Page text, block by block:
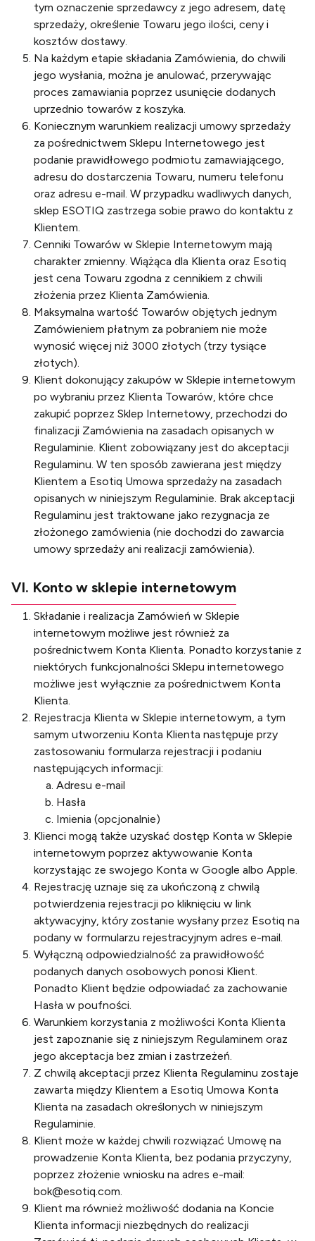
tym oznaczenie sprzedawcy z jego adresem, datę
sprzedaży, określenie Towaru jego ilości, ceny i
kosztów dostawy.
Na każdym etapie składania Zamówienia, do chwili
jego wysłania, można je anulować, przerywając
proces zamawiania poprzez usunięcie dodanych
uprzednio towarów z koszyka.
Koniecznym warunkiem realizacji umowy sprzedaży
za pośrednictwem Sklepu Internetowego jest
podanie prawidłowego podmiotu zamawiającego,
adresu do dostarczenia Towaru, numeru telefonu
oraz adresu e-mail. W przypadku wadliwych danych,
sklep ESOTIQ zastrzega sobie prawo do kontaktu z
Klientem.
Cenniki Towarów w Sklepie Internetowym mają
charakter zmienny. Wiążąca dla Klienta oraz Esotiq
jest cena Towaru zgodna z cennikiem z chwili
złożenia przez Klienta Zamówienia.
Maksymalna wartość Towarów objętych jednym
Zamówieniem płatnym za pobraniem nie może
wynosić więcej niż 3000 złotych (trzy tysiące
złotych).
Klient dokonujący zakupów w Sklepie internetowym
po wybraniu przez Klienta Towarów, które chce
zakupić poprzez Sklep Internetowy, przechodzi do
finalizacji Zamówienia na zasadach opisanych w
Regulaminie. Klient zobowiązany jest do akceptacji
Regulaminu. W ten sposób zawierana jest między
Klientem a Esotiq Umowa sprzedaży na zasadach
opisanych w niniejszym Regulaminie. Brak akceptacji
Regulaminu jest traktowane jako rezygnacja ze
złożonego zamówienia (nie dochodzi do zawarcia
umowy sprzedaży ani realizacji zamówienia).
VI. Konto w sklepie internetowym
Składanie i realizacja Zamówień w Sklepie
internetowym możliwe jest również za
pośrednictwem Konta Klienta. Ponadto korzystanie z
niektórych funkcjonalności Sklepu internetowego
możliwe jest wyłącznie za pośrednictwem Konta
Klienta.
Rejestracja Klienta w Sklepie internetowym, a tym
samym utworzeniu Konta Klienta następuje przy
zastosowaniu formularza rejestracji i podaniu
następujących informacji:
Adresu e-mail
Hasła
Imienia (opcjonalnie)
Klienci mogą także uzyskać dostęp Konta w Sklepie
internetowym poprzez aktywowanie Konta
korzystając ze swojego Konta w Google albo Apple.
Rejestrację uznaje się za ukończoną z chwilą
potwierdzenia rejestracji po kliknięciu w link
aktywacyjny, który zostanie wysłany przez Esotiq na
podany w formularzu rejestracyjnym adres e-mail.
Wyłączną odpowiedzialność za prawidłowość
podanych danych osobowych ponosi Klient.
Ponadto Klient będzie odpowiadać za zachowanie
Hasła w poufności.
Warunkiem korzystania z możliwości Konta Klienta
jest zapoznanie się z niniejszym Regulaminem oraz
jego akceptacja bez zmian i zastrzeżeń.
Z chwilą akceptacji przez Klienta Regulaminu zostaje
zawarta między Klientem a Esotiq Umowa Konta
Klienta na zasadach określonych w niniejszym
Regulaminie.
Klient może w każdej chwili rozwiązać Umowę na
prowadzenie Konta Klienta, bez podania przyczyny,
poprzez złożenie wniosku na adres e-mail:
bok@esotiq.com.
Klient ma również możliwość dodania na Koncie
Klienta informacji niezbędnych do realizacji